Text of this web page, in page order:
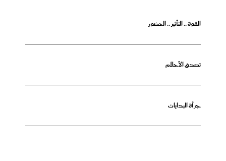
القوة .. التأثير .. الحضور
تصدق الأحلام
جرأة البدايات